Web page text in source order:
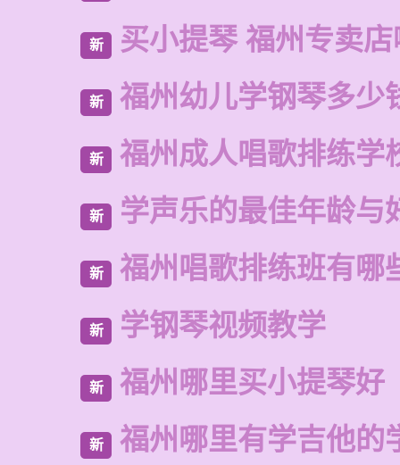
新 买小提琴 福州专卖
新 福州幼儿学钢琴多少
新 福州成人唱歌排练学
新 学声乐的最佳年龄与
新 福州唱歌排练班有哪
新 学钢琴视频教学
新 福州哪里买小提琴好
新 福州哪里有学吉他的